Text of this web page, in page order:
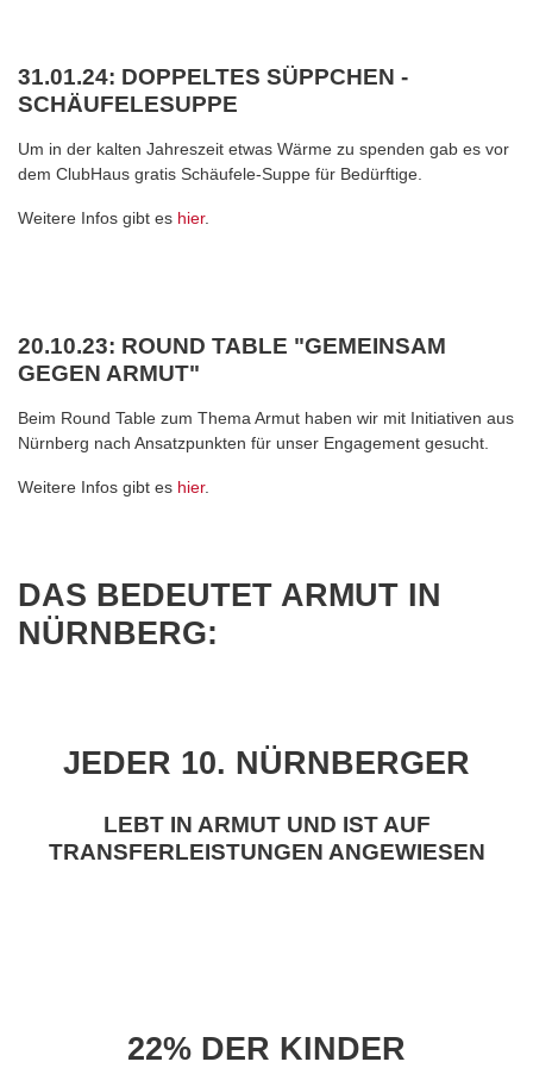
31.01.24: DOPPELTES SÜPPCHEN -
SCHÄUFELESUPPE
Um in der kalten Jahreszeit etwas Wärme zu spenden gab es vor
dem ClubHaus gratis Schäufele-Suppe für Bedürftige.
Weitere Infos gibt es hier.
20.10.23: ROUND TABLE "GEMEINSAM
GEGEN ARMUT"
Beim Round Table zum Thema Armut haben wir mit Initiativen aus
Nürnberg nach Ansatzpunkten für unser Engagement gesucht.
Weitere Infos gibt es hier.
DAS BEDEUTET ARMUT IN
NÜRNBERG:
JEDER 10. NÜRNBERGER
LEBT IN ARMUT UND IST AUF
TRANSFERLEISTUNGEN ANGEWIESEN
22% DER KINDER